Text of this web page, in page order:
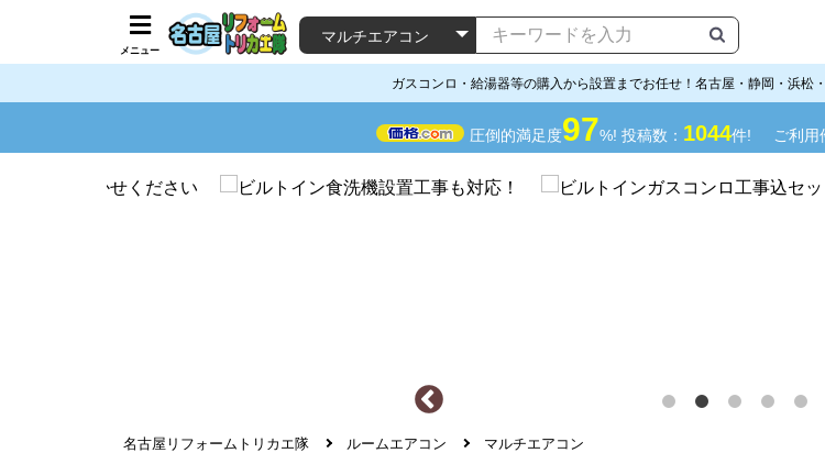
メニュー
ガスコンロ・給湯器等の購入から設置までお任せ！名古屋・静岡・浜松
圧倒的満足度97%! 投稿数： 1044件! ご利用
名古屋リフォームトリカエ隊 ルームエアコン マルチエアコン